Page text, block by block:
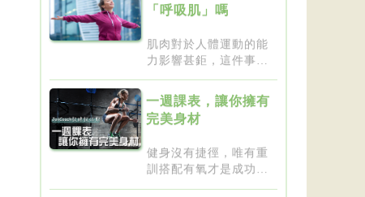
「呼吸肌」嗎
肌肉對於人體運動的能
力影響甚鉅，這件事一
一週課表，讓你擁有
完美身材
健身沒有捷徑，唯有重
訓搭配有氧才是成功的